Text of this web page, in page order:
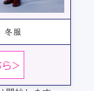
冬服